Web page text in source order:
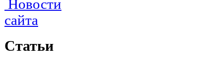
Новости
сайта
Статьи